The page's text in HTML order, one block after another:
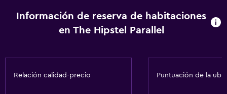
Aseo
Papel higiénico
Información de reserva de habitaciones
en The Hipstel Parallel
Relación calidad-precio Puntuación de la